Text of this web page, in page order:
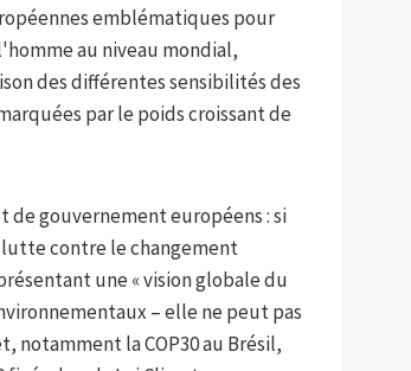
emblématiques pour
au niveau mondial,
des différentes sensibilités des
par le poids croissant de
de gouvernement européens : si
contre le changement
une « vision globale du
– elle ne peut pas
notamment la COP30 au Brésil,